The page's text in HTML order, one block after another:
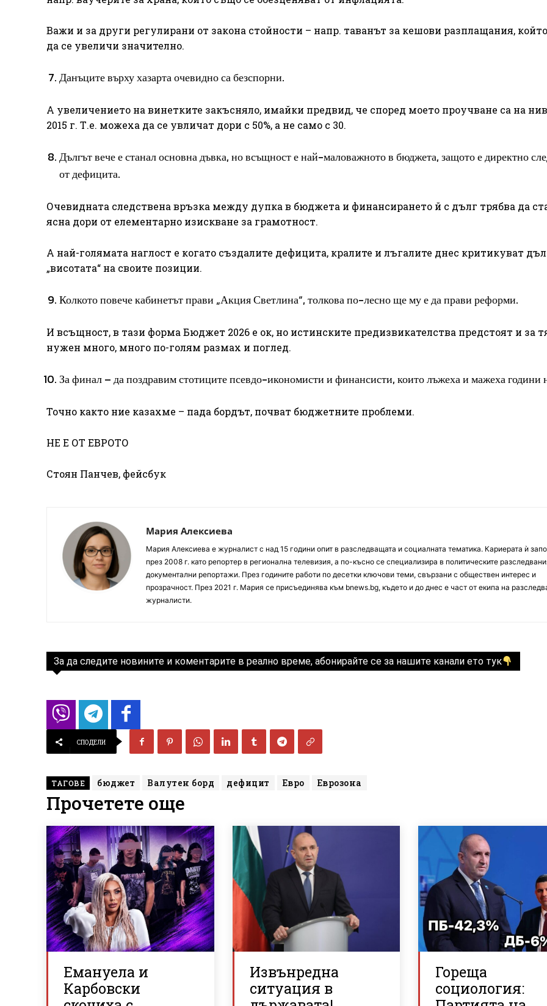
Важи и за други регулирани от закона стойности – напр. таванът за кешови разплащания,
да се увеличи значително.
Данъците върху хазарта очевидно са безспорни.
А увеличението на винетките закъсняло, имайки предвид, че според моето проучване са на
2015 г. Т.е. можеха да се увличат дори с 50%, а не само с 30.
Дългът вече е станал основна дъвка, но всъщност е най-маловажното в бюджета, защото е директно
от дефицита.
Очевидната следствена връзка между дупка в бюджета и финансирането й с дълг трябва да
ясна дори от елементарно изискване за грамотност.
А най-голямата наглост е когато създалите дефицита, кралите и лъгалите днес критикуват
„висотата“ на своите позиции.
Колкото повече кабинетът прави „Акция Светлина“, толкова по-лесно ще му е да прави реформи.
И всъщност, в тази форма Бюджет 2026 е ок, но истинските предизвикателства предстоят и за
нужен много, много по-голям размах и поглед.
За финал – да поздравим стотиците псевдо-икономисти и финансисти, които лъжеха и мажеха години
Точно както ние казахме – пада бордът, почват бюджетните проблеми.
НЕ Е ОТ ЕВРОТО
Стоян Панчев, фейсбук
Мария Алексиева
Мария Алексиева е журналист с над 15 години опит в разследващата и социалната тематика. Кариерата ѝ
през 2008 г. като репортер в регионална телевизия, а по-късно се специализира в политическите
документални репортажи. През годините работи по десетки ключови теми, свързани с обществен интерес и
прозрачност. През 2021 г. Мария се присъединява към bnews.bg, където и до днес е част от екипа на
журналисти.
За да следите новините и коментарите в реално време, абонирайте се за нашите канали ето тук
СПОДЕЛИ
ТАГОВЕ бюджет Валутен борд дефицит Евро Еврозона
Прочетете още
Емануела и
Карбовски
Извънредна
ситуация в
Гореща
социология: